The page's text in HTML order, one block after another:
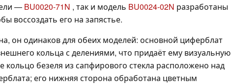
— BU0020-71N , так и модель BU0024-02N разработаны
воссоздать его на запястье.
он одинаков для обеих моделей: основной циферблат
кольца с делениями, что придаёт ему визуальную
кольцо безеля из сапфирового стекла расположено над
его нижняя сторона обработана цветным